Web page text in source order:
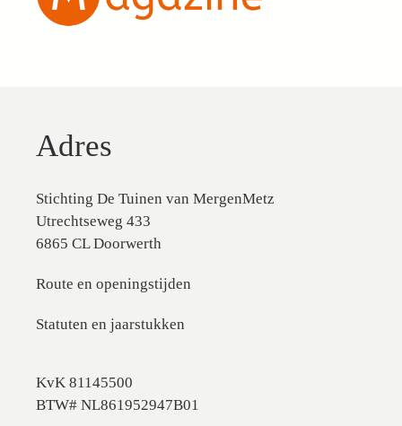
Adres
Stichting De Tuinen van MergenMetz
Utrechtseweg 433
6865 CL Doorwerth
Route en openingstijden
Statuten en jaarstukken
KvK 81145500
BTW# NL861952947B01